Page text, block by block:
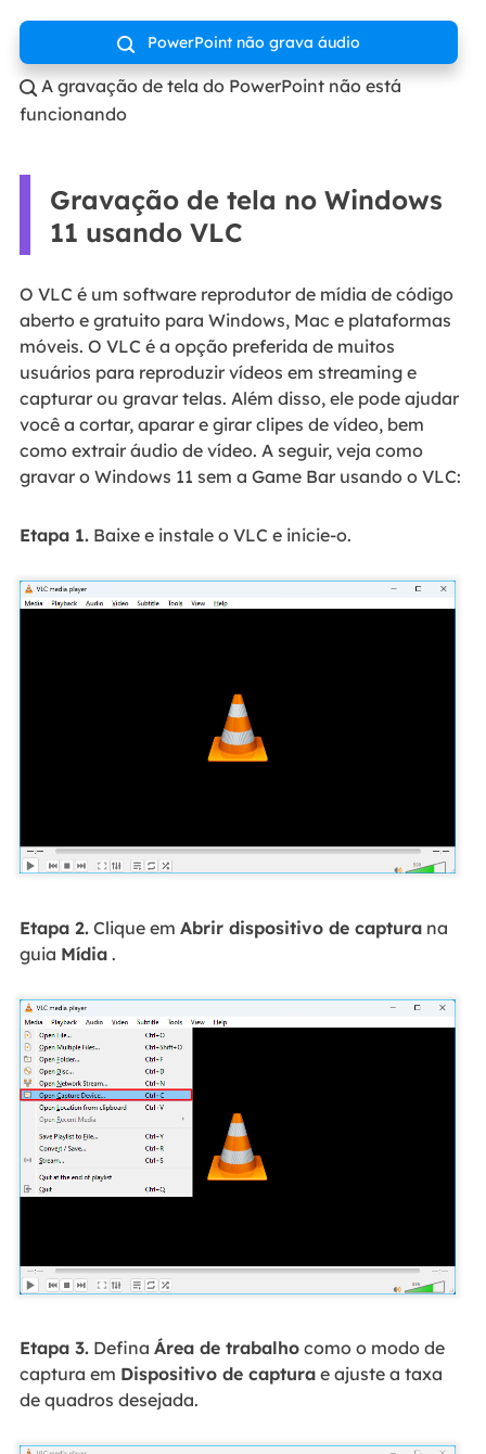
 PowerPoint não grava áudio
 A gravação de tela do PowerPoint não está
funcionando
Gravação de tela no Windows
11 usando VLC
O VLC é um software reprodutor de mídia de código
aberto e gratuito para Windows, Mac e plataformas
móveis. O VLC é a opção preferida de muitos
usuários para reproduzir vídeos em streaming e
capturar ou gravar telas. Além disso, ele pode ajudar
você a cortar, aparar e girar clipes de vídeo, bem
como extrair áudio de vídeo. A seguir, veja como
gravar o Windows 11 sem a Game Bar usando o VLC:
Etapa 1.Baixe e instale o VLC e inicie-o.
Etapa 2.Clique em Abrir dispositivo de capturana
guia Mídia.
Etapa 3.Defina Área de trabalhocomo o modo de
captura em Dispositivo de capturae ajuste a taxa
de quadros desejada.